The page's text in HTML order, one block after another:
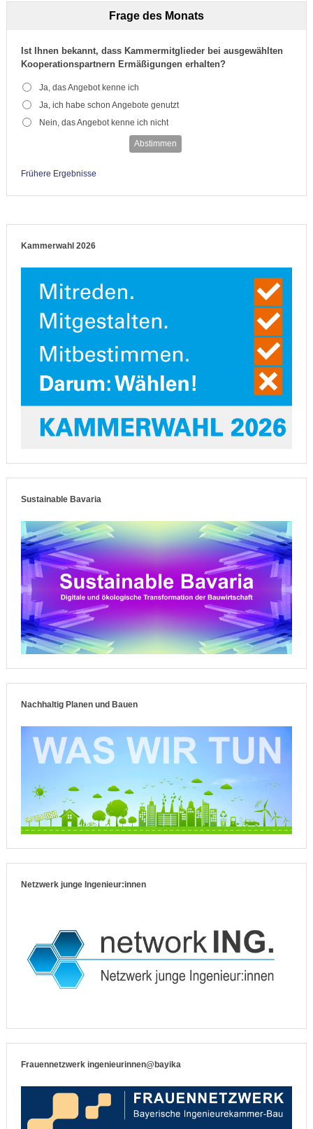
Frage des Monats
Ist Ihnen bekannt, dass Kammermitglieder bei ausgewählten
Kooperationspartnern Ermäßigungen erhalten?
Ja, das Angebot kenne ich
Ja, ich habe schon Angebote genutzt
Nein, das Angebot kenne ich nicht
Abstimmen
Frühere Ergebnisse
Kammerwahl 2026
Sustainable Bavaria
Nachhaltig Planen und Bauen
Netzwerk junge Ingenieur:innen
Frauennetzwerk ingenieurinnen@bayika